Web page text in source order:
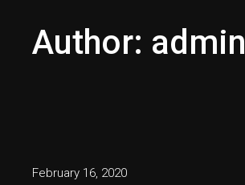
Author: admin
February 16, 2020